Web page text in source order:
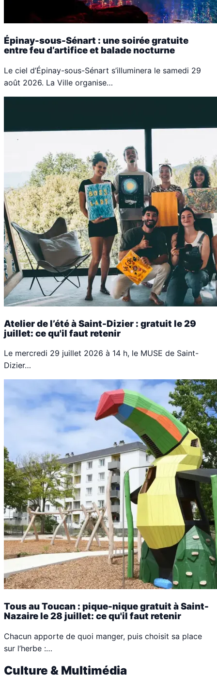
Épinay-sous-Sénart : une soirée gratuite
entre feu d’artifice et balade nocturne
Le ciel d’Épinay-sous-Sénart s’illuminera le samedi 29
août 2026. La Ville organise…
Atelier de l’été à Saint-Dizier : gratuit le 29
juillet: ce qu'il faut retenir
Le mercredi 29 juillet 2026 à 14 h, le MUSE de Saint-
Dizier…
Tous au Toucan : pique-nique gratuit à Saint-
Nazaire le 28 juillet: ce qu'il faut retenir
Chacun apporte de quoi manger, puis choisit sa place
sur l’herbe :…
Culture & Multimédia